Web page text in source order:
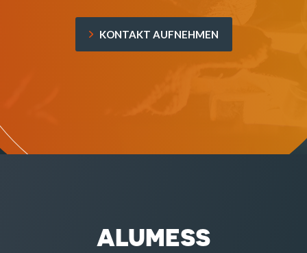
KONTAKT AUFNEHMEN
ALUMESS